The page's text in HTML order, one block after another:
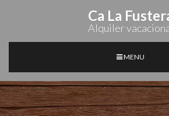
Ca La
Alquiler
MENU